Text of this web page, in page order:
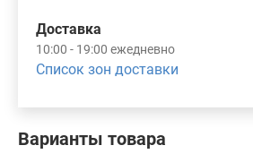
Варианты товара
Доставка
10:00 - 19:00 ежедневно
Список зон доставки